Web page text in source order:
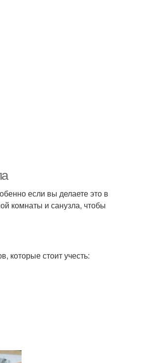
если вы делаете это в
комнаты и санузла, чтобы
которые стоит учесть: